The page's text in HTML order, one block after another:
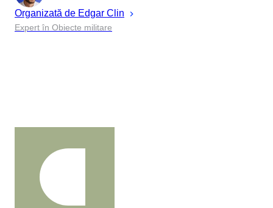
Organizată de Edgar Clin
Expert în Obiecte militare